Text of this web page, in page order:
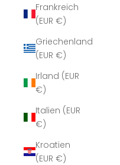
Frankreich
(EUR €)
Griechenland
(EUR €)
Irland (EUR
€)
Italien (EUR
€)
Kroatien
(EUR €)